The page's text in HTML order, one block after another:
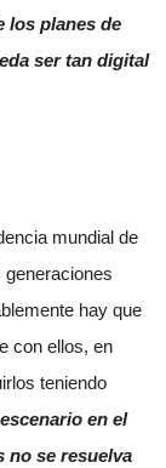
los planes de
ser tan digital
mundial de
hay que
con ellos, en
teniendo
en el
no se resuelva